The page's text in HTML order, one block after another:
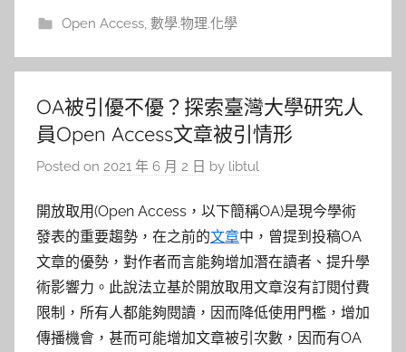
Open Access, 數學.物理.化學
OA被引優不優？探索臺灣大學研究人
員Open Access文章被引情形
Posted on 2021 年 6 月 2 日 by libtul
開放取用(Open Access，以下簡稱OA)是現今學術
發表的重要趨勢，在之前的文章中，曾提到投稿OA
文章的優勢，對作者而言能夠增加潛在讀者、提升學
術影響力。此說法立基於開放取用文章沒有訂閱付費
限制，所有人都能夠閱讀，因而降低使用門檻，增加
傳播機會，甚而可能增加文章被引次數，因而有OA